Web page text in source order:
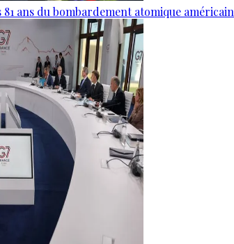
ans du bombardement atomique américain